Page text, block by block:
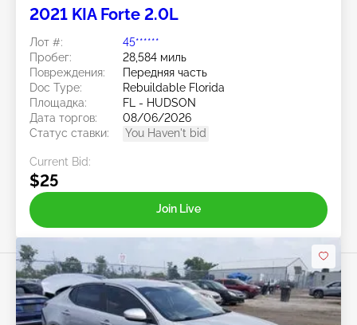
2021 KIA Forte 2.0L
Лот #:
45******
Пробег:
28,584 миль
Повреждения:
Передняя часть
Doc Type:
Rebuildable Florida
Площадка:
FL - HUDSON
Дата торгов:
08/06/2026
Статус ставки:
You Haven't bid
Current Bid:
$25
Join Live